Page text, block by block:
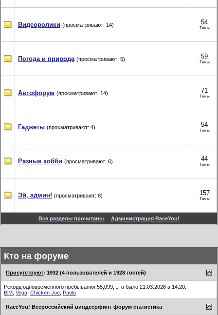
Видеоролики (просматривают: 14) 54
Темы
Погода и природа (просматривают: 5) 59
Темы
Автофорум (просматривают: 14) 71
Темы
Гаджеты (просматривают: 4) 54
Темы
Разные хобби (просматривают: 6) 44
Темы
Эй, админ! (просматривают: 8) 157
Темы
Все разделы прочитаны Администрация RaceYou!
Кто на форуме
Присутствуют: 1932 (4 пользователей и 1928 гостей)
Рекорд одновременного пребывания 55,099, это было 21.03.2026 в 14:20.
BiM Vega Chicken Joe Paolo
RaceYou! Всероссийский виндсерфинг форум статистика